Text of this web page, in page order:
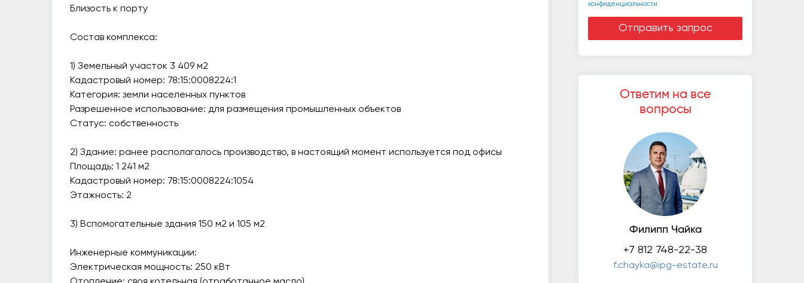
Близость к порту
Состав комплекса:
1) Земельный участок 3 409 м2
Кадастровый номер: 78:15:0008224:1
Категория: земли населенных пунктов
Разрешенное использование: для размещения промышленных объектов
Статус: собственность
2) Здание: ранее располагалось производство, в настоящий момент используется под офисы
Площадь: 1 241 м2
Кадастровый номер: 78:15:0008224:1054
Этажность: 2
3) Вспомогательные здания 150 м2 и 105 м2
Инженерные коммуникации:
Электрическая мощность: 250 кВт
конфиденциальности
Ответим на все
вопросы
Филипп Чайка
+7 812 748-22-38
f.chayka@ipg-estate.ru